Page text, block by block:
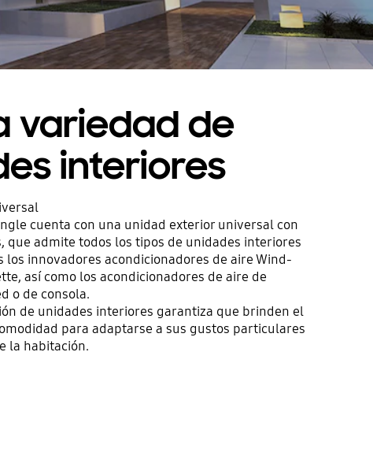
variedad de
interiores
cuenta con una unidad exterior universal con
que admite todos los tipos de unidades interiores
los innovadores acondicionadores de aire Wind-
así como los acondicionadores de aire de
o de consola.
de unidades interiores garantiza que brinden el
para adaptarse a sus gustos particulares
la habitación.